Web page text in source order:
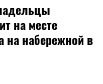
на месте
на набережной в